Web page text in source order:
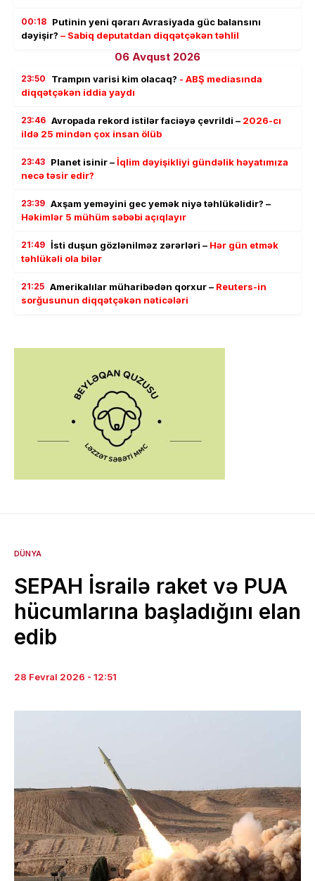
00:18 Putinin yeni qərarı Avrasiyada güc balansını
dəyişir? – Sabiq deputatdan diqqətçəkən təhlil
06 Avqust 2026
23:50 Trampın varisi kim olacaq? - ABŞ mediasında
diqqətçəkən iddia yaydı
23:46 Avropada rekord istilər faciəyə çevrildi – 2026-cı
ildə 25 mindən çox insan ölüb
23:43 Planet isinir –İqlim dəyişikliyi gündəlik həyatımıza
necə təsir edir?
23:39 Axşam yeməyini gec yemək niyə təhlükəlidir? –
Həkimlər 5 mühüm səbəbi açıqlayır
21:49 İsti duşun gözlənilməz zərərləri – Hər gün etmək
təhlükəli ola bilər
21:25 Amerikalılar müharibədən qorxur – Reuters-in
sorğusunun diqqətçəkən nəticələri
DÜNYA
SEPAH İsrailə raket və PUA
hücumlarına başladığını elan
edib
28 Fevral 2026 - 12:51